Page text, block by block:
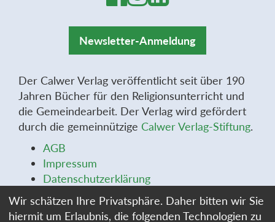
Newsletter-Anmeldung
Der Calwer Verlag veröffentlicht seit über 190
Jahren Bücher für den Religionsunterricht und
die Gemeindearbeit. Der Verlag wird gefördert
durch die gemeinnützige Calwer Verlag-Stiftung.
AGB
Impressum
Datenschutzerklärung
Widerrufsbelehrung
Widerrufsformular
Wir schätzen Ihre Privatsphäre. Daher bitten wir Sie
hiermit um Erlaubnis, die folgenden Technologien zu